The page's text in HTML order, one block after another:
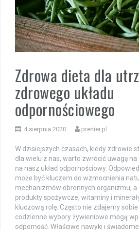
Zdrowa dieta dla
zdrowego układu
odpornościowego
4 sierpnia 2020 prenier.pl
W dzisiejszych czasach, kiedy zdrowie
dla wielu z nas, warto zwrócić uwagę na
na nasz układ odpornościowy.
może być kluczem do wzmocnienia
mechanizmów obronnych organizmu, a
produkty spożywcze, witaminy i
kluczową rolę. Często nie zdajemy
codzienne wybory żywieniowe mogą
odporność. Właściwe nawyki i